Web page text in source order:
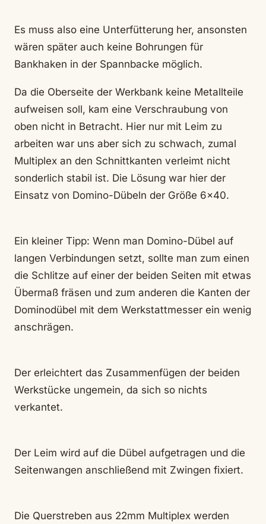
Es muss also eine Unterfütterung her, ansonsten
wären später auch keine Bohrungen für
Bankhaken in der Spannbacke möglich.
Da die Oberseite der Werkbank keine Metallteile
aufweisen soll, kam eine Verschraubung von
oben nicht in Betracht. Hier nur mit Leim zu
arbeiten war uns aber sich zu schwach, zumal
Multiplex an den Schnittkanten verleimt nicht
sonderlich stabil ist. Die Lösung war hier der
Einsatz von Domino-Dübeln der Größe 6×40.
Ein kleiner Tipp: Wenn man Domino-Dübel auf
langen Verbindungen setzt, sollte man zum einen
die Schlitze auf einer der beiden Seiten mit etwas
Übermaß fräsen und zum anderen die Kanten der
Dominodübel mit dem Werkstattmesser ein wenig
anschrägen.
Der erleichtert das Zusammenfügen der beiden
Werkstücke ungemein, da sich so nichts
verkantet.
Der Leim wird auf die Dübel aufgetragen und die
Seitenwangen anschließend mit Zwingen fixiert.
Die Querstreben aus 22mm Multiplex werden